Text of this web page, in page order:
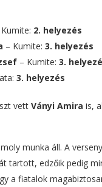
2. helyezés
– Kumite: 3. helyezés
– Kumite: 3.
3. helyezés
vett Ványi Amira is,
munka áll. A
tartott, edzőik pedig
a fiatalok